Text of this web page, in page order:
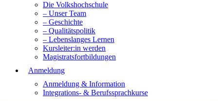
Die Volkshochschule
– Unser Team
– Geschichte
– Qualitätspolitik
– Lebenslanges Lernen
Kursleiter:in werden
Magistratsfortbildungen
Anmeldung
Anmeldung & Information
Integrations- & Berufssprachkurse